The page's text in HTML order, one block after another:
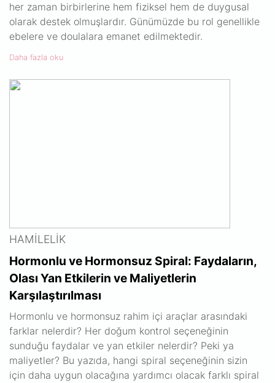
her zaman birbirlerine hem fiziksel hem de duygusal
olarak destek olmuşlardır. Günümüzde bu rol genellikle
ebelere ve doulalara emanet edilmektedir.
Daha fazla oku
HAMILELIK
Hormonlu ve Hormonsuz Spiral: Faydaların,
Olası Yan Etkilerin ve Maliyetlerin
Karşılaştırılması
Hormonlu ve hormonsuz rahim içi araçlar arasındaki
farklar nelerdir? Her doğum kontrol seçeneğinin
sunduğu faydalar ve yan etkiler nelerdir? Peki ya
maliyetler? Bu yazıda, hangi spiral seçeneğinin sizin
için daha uygun olacağına yardımcı olacak farklı spiral